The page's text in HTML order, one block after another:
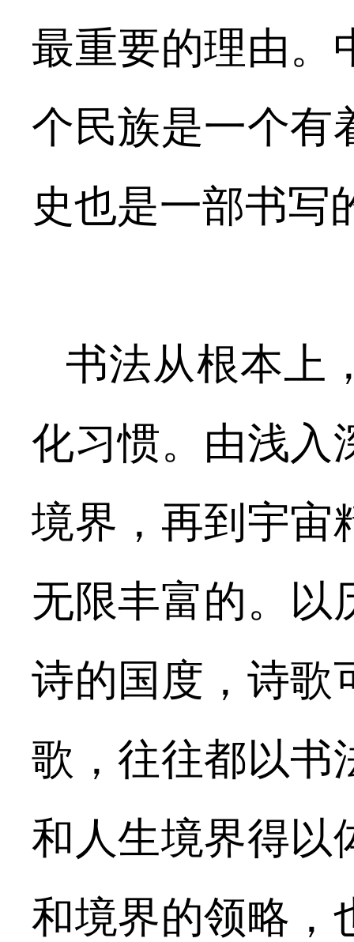
最重要的理由。
个民族是一个有
史也是一部书写
书法从根本上
化习惯。由浅入
境界，再到宇宙
无限丰富的。以
诗的国度，诗歌
歌，往往都以书
和人生境界得以
和境界的领略，